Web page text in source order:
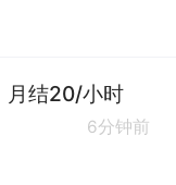
月结20/小时
6分钟前